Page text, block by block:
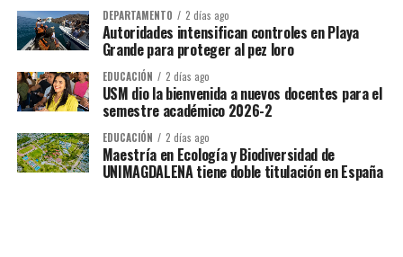
DEPARTAMENTO 2 días ago
Autoridades intensifican controles en Playa
Grande para proteger al pez loro
EDUCACIÓN 2 días ago
USM dio la bienvenida a nuevos docentes para el
semestre académico 2026-2
EDUCACIÓN 2 días ago
Maestría en Ecología y Biodiversidad de
UNIMAGDALENA tiene doble titulación en España